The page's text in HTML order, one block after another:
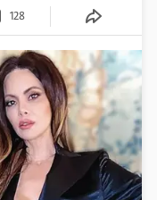
128